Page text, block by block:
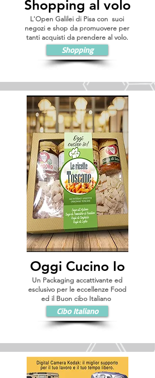
Shopping al volo
L'Open Galilei di Pisa con suoi
negozi e shop da promuovere per
tanti acquisti da prendere al volo.
Shopping
Oggi Cucino Io
Un Packaging accattivante ed
esclusivo per le eccellenze Food
ed il Buon cibo Italiano
Cibo Italiano